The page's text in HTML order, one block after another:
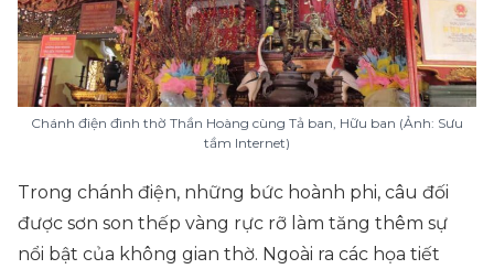
Chánh điện đình thờ Thần Hoàng cùng Tả ban, Hữu ban (Ảnh: Sưu
tầm Internet)
Trong chánh điện, những bức hoành phi, câu đối
được sơn son thếp vàng rực rỡ làm tăng thêm sự
nổi bật của không gian thờ. Ngoài ra các họa tiết